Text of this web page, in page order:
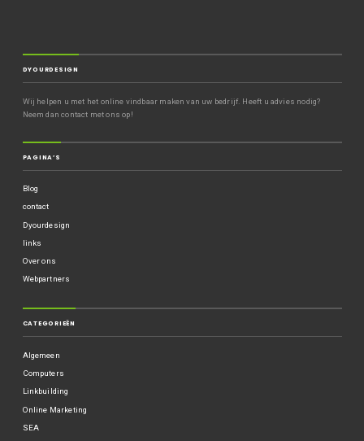
DYOURDESIGN
Wij helpen u met het online vindbaar maken van uw bedrijf. Heeft u advies nodig?
Neem dan contact met ons op!
PAGINA’S
Blog
contact
Dyourdesign
links
Over ons
Webpartners
CATEGORIEËN
Algemeen
Computers
Linkbuilding
Online Marketing
SEA